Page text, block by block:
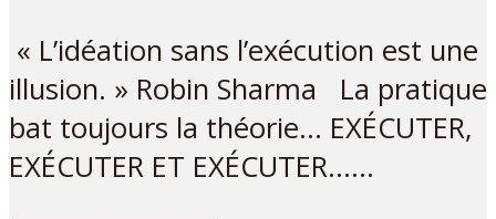
« L’idéation sans l’exécution est une
illusion. » Robin Sharma La pratique
bat toujours la théorie… EXÉCUTER,
EXÉCUTER ET EXÉCUTER…...